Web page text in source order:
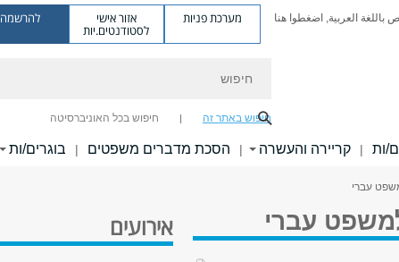
باللغة العربية, اضغطوا هنا מערכת פניות אזור אישי
לסטודנטים.יות
להרשמה
חיפוש באתר זה חיפוש בכל האוניברסיטה
ות | קריירה והעשרה | הסכת מדברים משפטים | בוגרים/ות
עברי
עברי אירועים